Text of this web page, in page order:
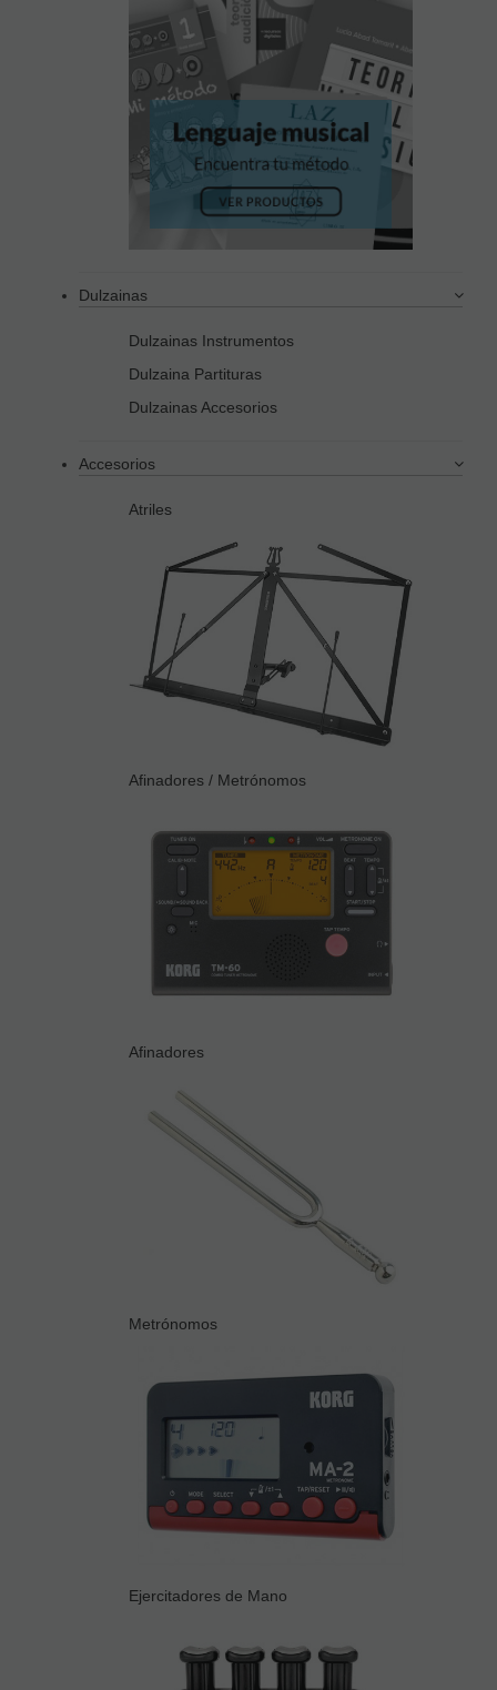
Dulzainas
Dulzainas Instrumentos
Dulzaina Partituras
Dulzainas Accesorios
Accesorios
Atriles
Afinadores / Metrónomos
Afinadores
Metrónomos
Ejercitadores de Mano